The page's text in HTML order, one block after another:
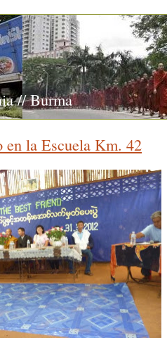
// Burma
en la Escuela Km. 42